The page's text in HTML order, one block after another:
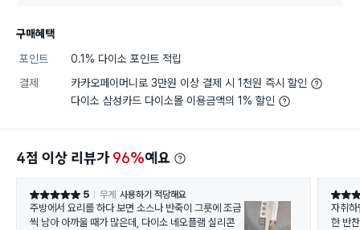
구매혜택
포인트
0.1% 다이소 포인트 적립
결제
카카오페이머니로 3만원 이상 결제 시 1천원 즉시 할인
다이소 삼성카드 다이소몰 이용금액의 1% 할인
4점 이상 리뷰가 96%예요
별점 5점 5 무게 사용하기 적당해요
주방에서 요리를 하다 보면 소스나 반죽이 그릇에 조금
씩 남아 아까울 때가 많은데, 다이소 네오플램 실리콘
별점 5
자취하
한 반